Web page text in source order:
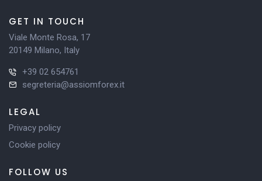
GET IN TOUCH
Viale Monte Rosa, 17
20149 Milano, Italy
+39 02 654761
segreteria@assiomforex.it
LEGAL
Privacy policy
Cookie policy
FOLLOW US